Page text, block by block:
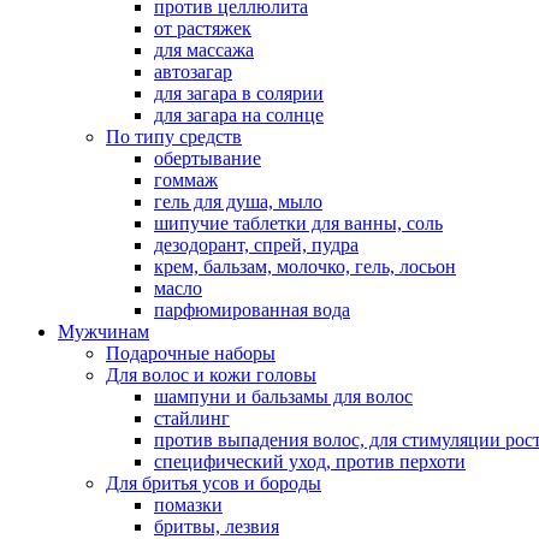
против целлюлита
от растяжек
для массажа
автозагар
для загара в солярии
для загара на солнце
По типу средств
обертывание
гоммаж
гель для душа, мыло
шипучие таблетки для ванны, соль
дезодорант, спрей, пудра
крем, бальзам, молочко, гель, лосьон
масло
парфюмированная вода
Мужчинам
Подарочные наборы
Для волос и кожи головы
шампуни и бальзамы для волос
стайлинг
против выпадения волос, для стимуляции
специфический уход, против перхоти
Для бритья усов и бороды
помазки
бритвы, лезвия